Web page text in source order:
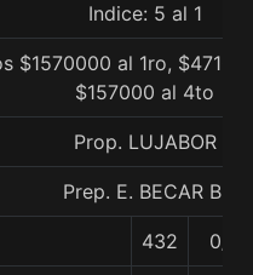
Indice: 5 al 1
$1570000 al 1ro,
$157000 al 4to
Prop. LUJABOR
Prep. E. BECAR B.
432 0/0